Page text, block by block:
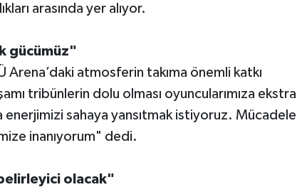
arasında yer alıyor.
gücümüz"
Arena’daki atmosferin takıma önemli katkı
tribünlerin dolu olması oyuncularımıza ekstra
sahaya yansıtmak istiyoruz. Mücadele
inanıyorum" dedi.
olacak"